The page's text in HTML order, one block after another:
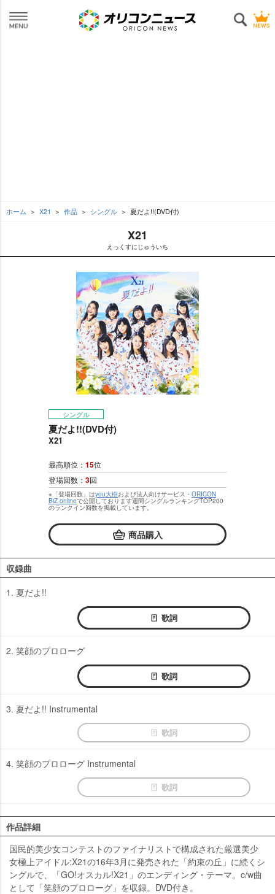
ホーム X21 作品 シングル 夏だよ!!(DVD付)
X21
えっくすにじゅういち
シングル
夏だよ!!(DVD付)
X21
最高順位： 15位
登場回数： 3回
※「登場回数」はyou大樹および法人向けサービス・ ORICON
BiZ onlineで公開しております週間シングルランキングTOP200
のランクイン回数を掲載しています。
商品購入
収録曲
1. 夏だよ!!
歌詞
2. 笑顔のプロローグ
歌詞
3. 夏だよ!! Instrumental
歌詞
4. 笑顔のプロローグ Instrumental
歌詞
作品詳細
国民的美少女コンテストのファイナリストで構成された厳選美少
女極上アイドル:X21の16年3月に発売された「約束の丘」に続くシ
ングルで、「GO!オスカル!X21」のエンディング・テーマ。c/w曲
として「笑顔のプロローグ」を収録。DVD付き。